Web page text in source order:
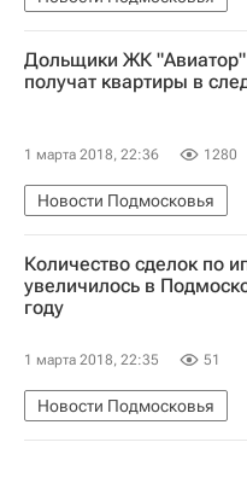
Московская область
Дольщики ЖК
получат квартиры в
1 марта 2018, 22:36 1280
Новости Подмосковья
Химки (городской округ
Количество сделок по
увеличилось в
году
1 марта 2018, 22:35 51
Новости Подмосковья
Московская область